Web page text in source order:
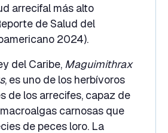
arrecifal más alto
de Salud del
2024).
del Caribe, Maguimithrax
, es uno de los herbívoros
de los arrecifes, capaz de
carnosas que
de peces loro. La